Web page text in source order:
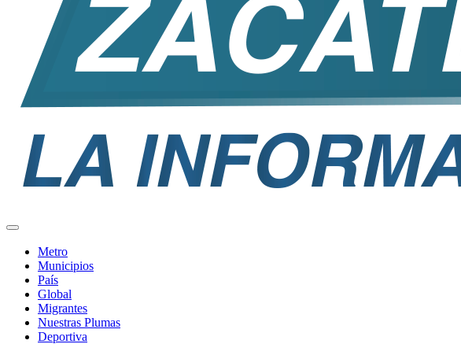
Metro
Municipios
País
Global
Migrantes
Nuestras Plumas
Deportiva